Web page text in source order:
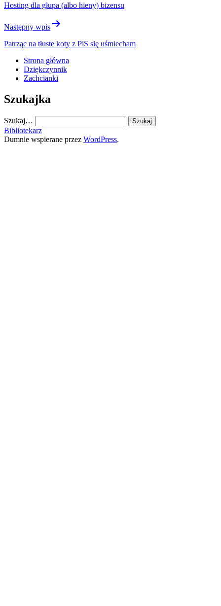
Hosting dla głupa (albo hieny) bizensu
Następny wpis
Patrząc na tłuste koty z PiS się uśmiecham
Strona główna
Dziękczynnik
Zachcianki
Szukajka
Szukaj…
Bibliotekarz
Dumnie wspierane przez WordPress.